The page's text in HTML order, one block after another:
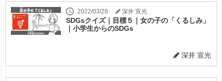
2022/03/28 深井 宣光
SDGsクイズ｜目標５｜女の子の「くるしみ」
｜小学生からのSDGs
深井 宣光